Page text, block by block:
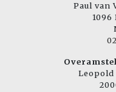
Paul van
1096
Leopold